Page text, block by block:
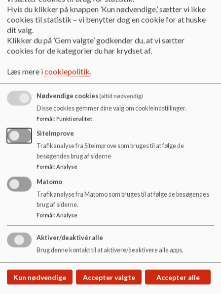
Alle elever, forældre og lærere har mulighed for at sms
´e, ringe til, chatte med eller maile til en vejleder via e-
vejledningen på www.evejledning.dk eller telefon 70
22 22 07.
også et kontor på skolen, hvor uddannelsesvejlederen kan
træffes efter aftale.
Når eleverne forlader grundskolen, har de stadig
mulighed for at få vejledning indtil de fylder 25 år, så
de skal blot kontakte vejleder.
Relevante links
UddannelsesGuiden
uddannelser og jobs i Danmark
E-vejledningSms, chat, ring eller mail til en vejleder også i
weekenden
Genvej nuInformation om ungdomsuddannelser i Region
Elevplan
Efterskole
Minfremtid.dk
Hvis du klikker på knappen ’Kun nødvendige,’ sætter vi ikke
cookies til statistik – vi benytter dog en cookie for at huske
dit valg.
Klikker du på ’Gem valgte’ godkender du, at vi sætter
cookies for de kategorier du har krydset af.
Læs mere icookiepolitik.
Nødvendige cookies(altid nødvendig)
Disse cookies gemmer dine valg om cookieindstillinger.
Formål: Funktionalitet
SiteImprove
Trafikanalyse fra Siteimprove som bruges til at følge de
besøgendes brug af siderne
Formål : Analyse
Matomo
Trafikanalyse fra Matomo som bruges til at følge de besøgendes
brug af siderne.
Formål: Analyse
Aktiver/deaktivér alle
Brug denne kontakt til at aktivere/deaktivere alle apps.
Kun nødvendige Accepter valgte Accepter alle